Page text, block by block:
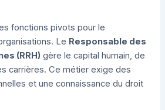
fonctions pivots pour le
Le Responsable des
(RRH) gère le capital humain, de
carrières. Ce métier exige des
et une connaissance du droit